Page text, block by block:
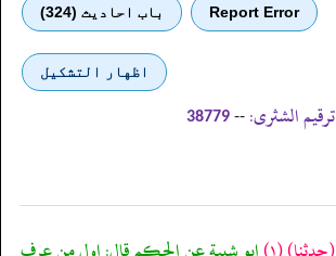
Report Error باب احادیث (324)
اظهار التشكيل
ترقیم الشثری: --
38779